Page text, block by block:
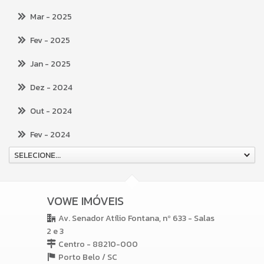
Mar- 2025
Fev- 2025
Jan- 2025
Dez - 2024
Out- 2024
Fev- 2024
SELECIONE...
VOWE IMÓVEIS
Av. Senador Atílio Fontana, nº 633 - Salas
2 e 3
Centro - 88210-000
Porto Belo /SC